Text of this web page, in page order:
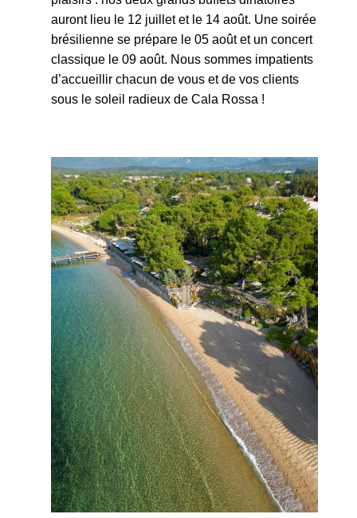
auront lieu le 12 juillet et le 14 août. Une soirée
brésilienne se prépare le 05 août et un concert
classique le 09 août. Nous sommes impatients
d’accueillir chacun de vous et de vos clients
sous le soleil radieux de Cala Rossa !